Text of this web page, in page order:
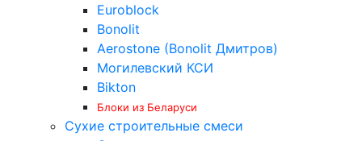
Euroblock
Bonolit
Aerostone (Bonolit Дмитров)
Могилевский КСИ
Bikton
Блоки из Беларуси
Сухие строительные смеси